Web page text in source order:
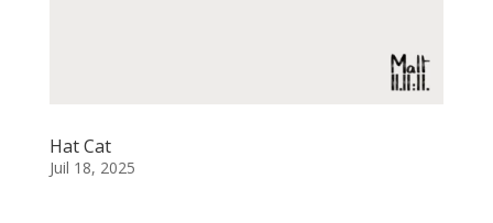
Hat Cat
Juil 18, 2025